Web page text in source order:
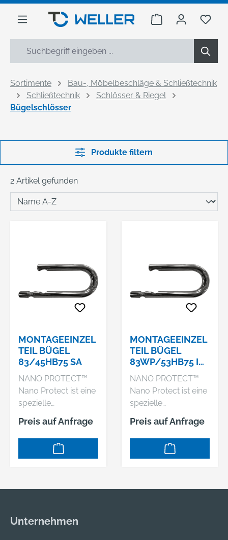
springen
Warenkorb Du
Sortimente
Bau-, Möbelbeschläge & Schließtechnik
Schließtechnik
Schlösser & Riegel
Bügelschlösser
Produkte filtern
2 Artikel gefunden
MONTAGEEINZEL
TEIL BÜGEL
83/45HB75 SA
NANO PROTECT™
Nano Protect ist eine
spezielle
Beschichtung, die
sich in kleinste
Unebenheiten setzt
und so für
des gehärteten
Material zeichnet sich
Preis auf Anfrage
MONTAGEEINZEL
TEIL BÜGEL
83WP/53HB75 IB
83TIIB/45 S + 50 O
NANO PROTECT™
Nano Protect ist eine
spezielle
Beschichtung, die
sich in kleinste
Unebenheiten setzt
und so für
des gehärteten
Preis auf Anfrage
Unternehmen